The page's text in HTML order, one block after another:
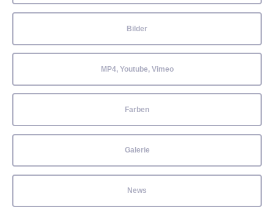
Bilder
MP4, Youtube, Vimeo
Farben
Galerie
News